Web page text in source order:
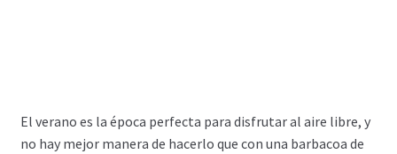
El verano es la época perfecta para disfrutar al aire libre, y
no hay mejor manera de hacerlo que con una barbacoa de